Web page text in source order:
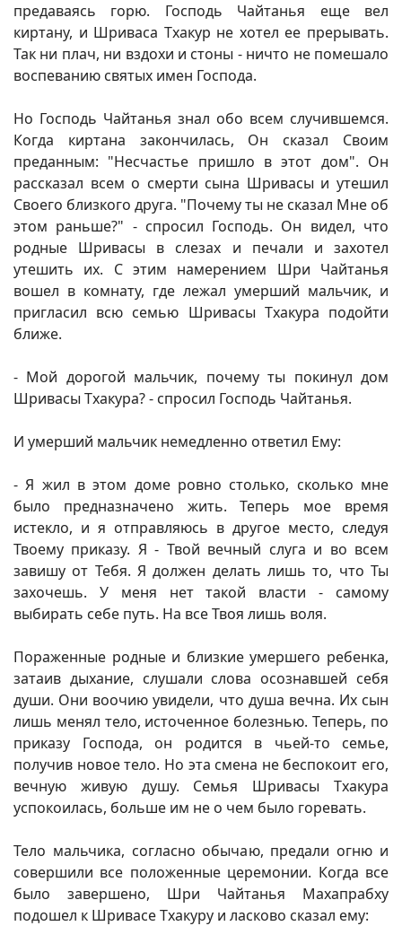
предаваясь горю. Господь Чайтанья еще вел
киртану, и Шриваса Тхакур не хотел ее прерывать.
Так ни плач, ни вздохи и стоны - ничто не помешало
воспеванию святых имен Господа.
Но Господь Чайтанья знал обо всем случившемся.
Когда киртана закончилась, Он сказал Своим
преданным: "Несчастье пришло в этот дом". Он
рассказал всем о смерти сына Шривасы и утешил
Своего близкого друга. "Почему ты не сказал Мне об
этом раньше?" - спросил Господь. Он видел, что
родные Шривасы в слезах и печали и захотел
утешить их. С этим намерением Шри Чайтанья
вошел в комнату, где лежал умерший мальчик, и
пригласил всю семью Шривасы Тхакура подойти
ближе.
- Мой дорогой мальчик, почему ты покинул дом
Шривасы Тхакура? - спросил Господь Чайтанья.
И умерший мальчик немедленно ответил Ему:
- Я жил в этом доме ровно столько, сколько мне
было предназначено жить. Теперь мое время
истекло, и я отправляюсь в другое место, следуя
Твоему приказу. Я - Твой вечный слуга и во всем
завишу от Тебя. Я должен делать лишь то, что Ты
захочешь. У меня нет такой власти - самому
выбирать себе путь. На все Твоя лишь воля.
Пораженные родные и близкие умершего ребенка,
затаив дыхание, слушали слова осознавшей себя
души. Они воочию увидели, что душа вечна. Их сын
лишь менял тело, источенное болезнью. Теперь, по
приказу Господа, он родится в чьей-то семье,
получив новое тело. Но эта смена не беспокоит его,
вечную живую душу. Семья Шривасы Тхакура
успокоилась, больше им не о чем было горевать.
Тело мальчика, согласно обычаю, предали огню и
совершили все положенные церемонии. Когда все
было завершено, Шри Чайтанья Махапрабху
подошел к Шривасе Тхакуру и ласково сказал ему: